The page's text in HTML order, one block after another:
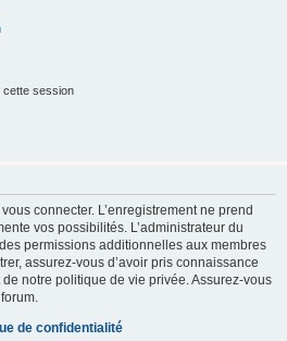
cette session
connecter. L’enregistrement ne prend
vos possibilités. L’administrateur du
permissions additionnelles aux membres
assurez-vous d’avoir pris connaissance
notre politique de vie privée. Assurez-vous
de confidentialité